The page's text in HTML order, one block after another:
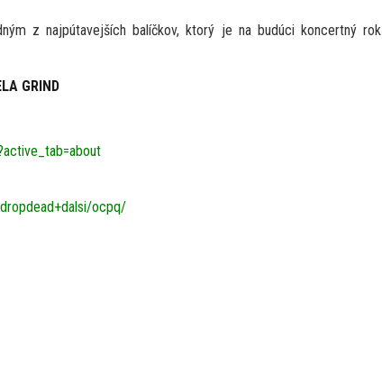
z najpútavejších balíčkov, ktorý je na budúci koncertný rok
GRIND
ocpq/